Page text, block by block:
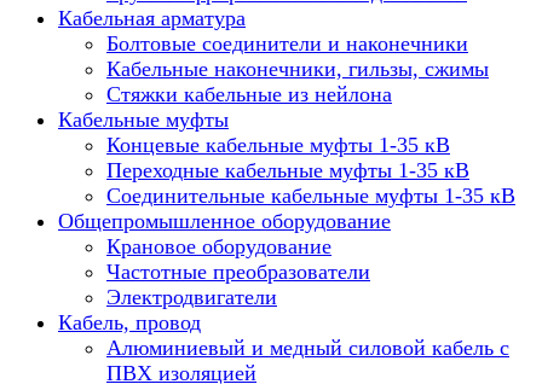
Кабельная арматура
Болтовые соединители и наконечники
Кабельные наконечники, гильзы, сжимы
Стяжки кабельные из нейлона
Кабельные муфты
Концевые кабельные муфты 1-35 кВ
Переходные кабельные муфты 1-35 кВ
Соединительные кабельные муфты 1-35 кВ
Общепромышленное оборудование
Крановое оборудование
Частотные преобразователи
Электродвигатели
Кабель, провод
Алюминиевый и медный силовой кабель с
ПВХ изоляцией